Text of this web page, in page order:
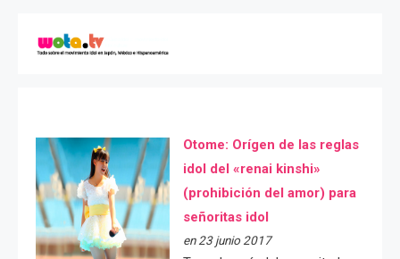
Otome: Orígen de las reglas
idol del «renai kinshi»
(prohibición del amor) para
señoritas idol
en 23 junio 2017